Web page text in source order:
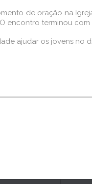
de oração na
encontro terminou
ajudar os jovens no